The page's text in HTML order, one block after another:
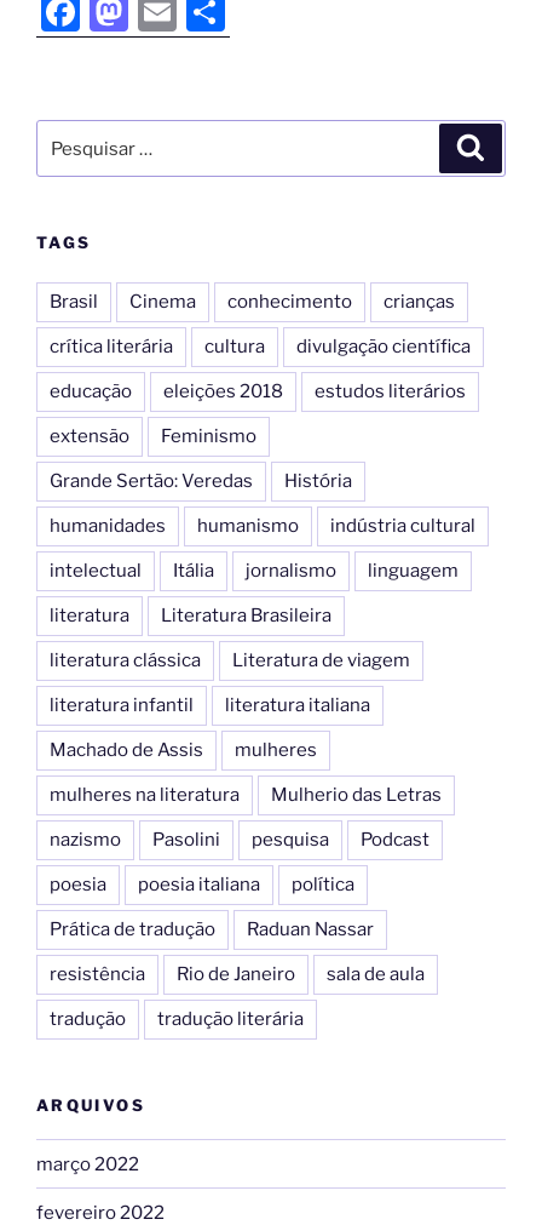
F
a
e
b
o
k
M
a
o
d
E
m
l
h
e
TAGS
Brasil Cinema conhecimento crianças
crítica literária cultura divulgação científica
educação eleições 2018 estudos literários
extensão Feminismo
Grande Sertão: Veredas História
humanidades humanismo indústria cultural
intelectual Itália jornalismo linguagem
literatura Literatura Brasileira
literatura clássica Literatura de viagem
literatura infantil literatura italiana
Machado de Assis mulheres
mulheres na literatura Mulherio das Letras
nazismo Pasolini pesquisa Podcast
poesia poesia italiana política
Prática de tradução Raduan Nassar
resistência Rio de Janeiro sala de aula
tradução tradução literária
ARQUIVOS
março 2022
fevereiro 2022